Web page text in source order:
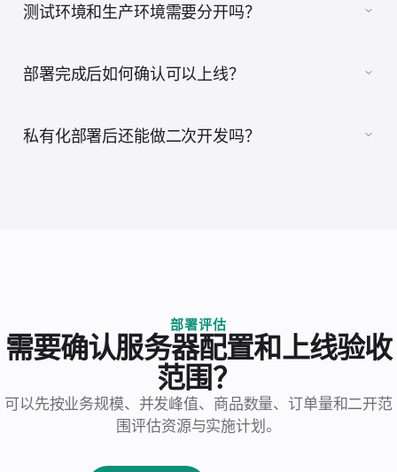
测试环境和生产环境需要分开吗？
部署完成后如何确认可以上线？
私有化部署后还能做二次开发吗？
部署评估
需要确认服务器配置和上线验收
范围？
可以先按业务规模、并发峰值、商品数量、订单量和二开范
围评估资源与实施计划。